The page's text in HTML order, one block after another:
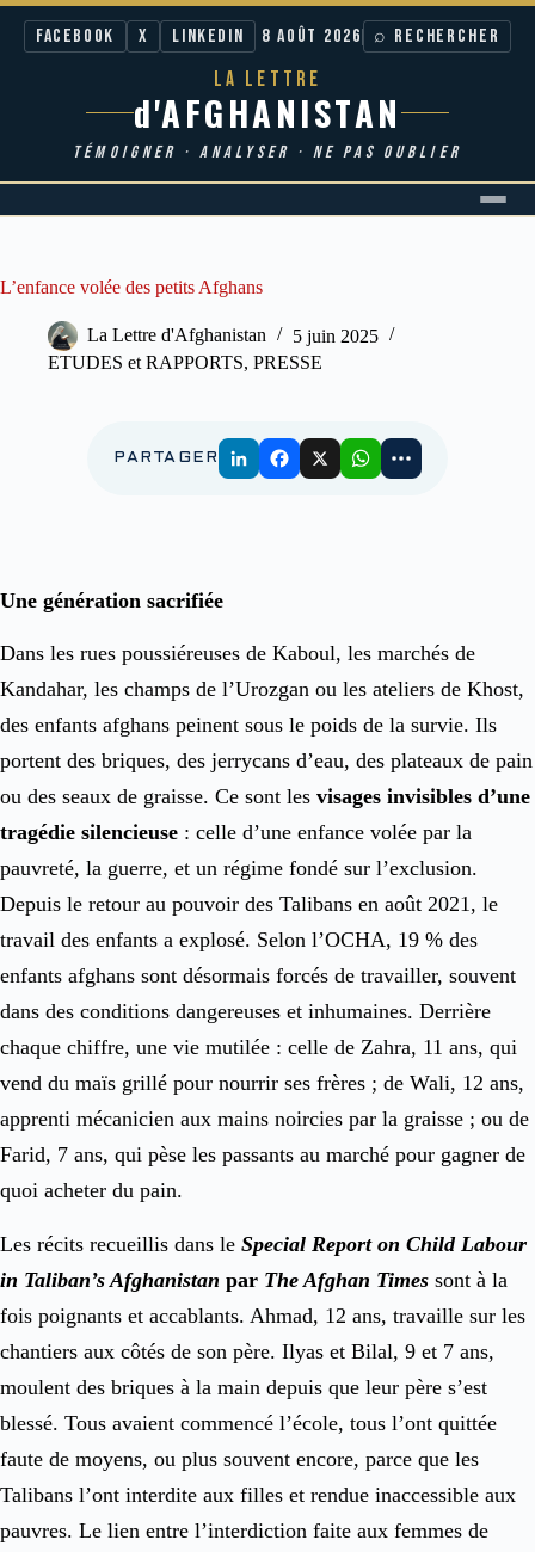
Facebook X LinkedIn 8 AOÛT 2026 ⌕ RECHERCHER
LA LETTRE
d'AFGHANISTAN
TÉMOIGNER · ANALYSER · NE PAS OUBLIER
L’enfance volée des petits Afghans
La Lettre d'Afghanistan
5 juin 2025
ETUDES et RAPPORTS, PRESSE
PARTAGER
Une génération sacrifiée
Dans les rues poussiéreuses de Kaboul, les marchés de
Kandahar, les champs de l’Urozgan ou les ateliers de Khost,
des enfants afghans peinent sous le poids de la survie. Ils
portent des briques, des jerrycans d’eau, des plateaux de pain
ou des seaux de graisse. Ce sont les visages invisibles d’une
tragédie silencieuse : celle d’une enfance volée par la
pauvreté, la guerre, et un régime fondé sur l’exclusion.
Depuis le retour au pouvoir des Talibans en août 2021, le
travail des enfants a explosé. Selon l’OCHA, 19 % des
enfants afghans sont désormais forcés de travailler, souvent
dans des conditions dangereuses et inhumaines. Derrière
chaque chiffre, une vie mutilée : celle de Zahra, 11 ans, qui
vend du maïs grillé pour nourrir ses frères ; de Wali, 12 ans,
apprenti mécanicien aux mains noircies par la graisse ; ou de
Farid, 7 ans, qui pèse les passants au marché pour gagner de
quoi acheter du pain.
Les récits recueillis dans le Special Report on Child Labour
in Taliban’s Afghanistan par The Afghan Times sont à la
fois poignants et accablants. Ahmad, 12 ans, travaille sur les
chantiers aux côtés de son père. Ilyas et Bilal, 9 et 7 ans,
moulent des briques à la main depuis que leur père s’est
blessé. Tous avaient commencé l’école, tous l’ont quittée
faute de moyens, ou plus souvent encore, parce que les
Talibans l’ont interdite aux filles et rendue inaccessible aux
pauvres. Le lien entre l’interdiction faite aux femmes de